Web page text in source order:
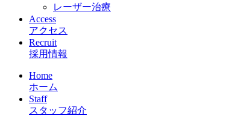
レーザー治療
Access
アクセス
Recruit
採用情報
Home
ホーム
Staff
スタッフ紹介